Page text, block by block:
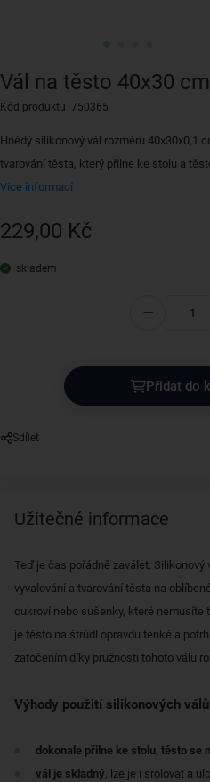
Vál na těsto 40x30 cm
Kód produktu 750365
Hnědý silikonový vál rozměru 40x30x0,1
tvarování těsta, který přilne ke stolu a
Více informací
229,00 Kč
skladem
Přidat do
Sdílet
Užitečné informace
Teď je čas pořádně zaválet. Silikonový
vyvalování a tvarování těsta na
cukroví nebo sušenky, které nemusíte
je těsto na štrúdl opravdu tenké a
zatočením díky pružnosti tohoto válu
Výhody použití silikonových
dokonale přilne ke stolu, těsto se
vál je skladný, lze je i srolovat a